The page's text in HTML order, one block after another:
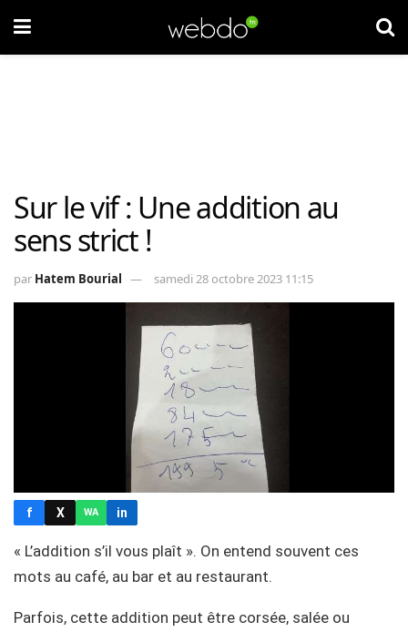
Sur le vif : Une addition au
sens strict !
par Hatem Bourial samedi 28 octobre 2023 11:15
f X WA in
« L’addition s’il vous plaît ». On entend souvent ces
mots au café, au bar et au restaurant.
Parfois, cette addition peut être corsée, salée ou